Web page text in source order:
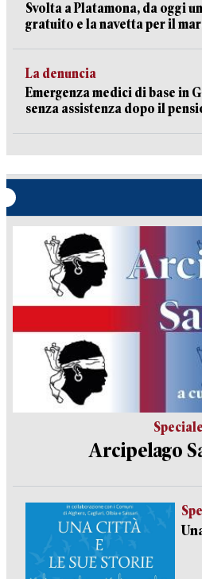
Svolta a Platamona, da oggi
gratuito e la navetta per il
La denuncia
Emergenza medici di base in
senza assistenza dopo il
Speciale
Arcipelago